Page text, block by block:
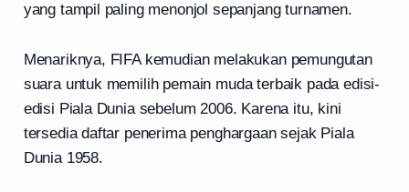
yang tampil paling menonjol sepanjang turnamen.
Menariknya, FIFA kemudian melakukan pemungutan
suara untuk memilih pemain muda terbaik pada edisi-
edisi Piala Dunia sebelum 2006. Karena itu, kini
tersedia daftar penerima penghargaan sejak Piala
Dunia 1958.